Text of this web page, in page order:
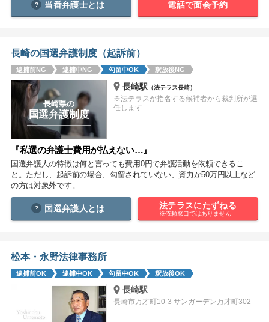
痴漢 盗撮
窃盗 逮捕
当番弁護士とは 電話で面会予約
長崎の国選弁護制度（起訴前）
逮捕前NG 逮捕中NG 勾留中OK 釈放後NG
長崎県の
国選弁護制度
長崎駅 （法テラス長崎）
※法テラスが指名する候補者から裁判所が選
任します
『私選の弁護士費用が払えない…』
国選弁護人の特徴は何と言っても費用0円で弁護活動を依頼できるこ
と。ただし、起訴前の場合、勾留されていない、資力が50万円以上など
の方は対象外です。
国選弁護人とは 法テラスにたずねる
※依頼窓口ではありません
松本・永野法律事務所
逮捕前OK 逮捕中OK 勾留中OK 釈放後OK
長崎駅
長崎市万才町10-3 サンガーデン万才町302